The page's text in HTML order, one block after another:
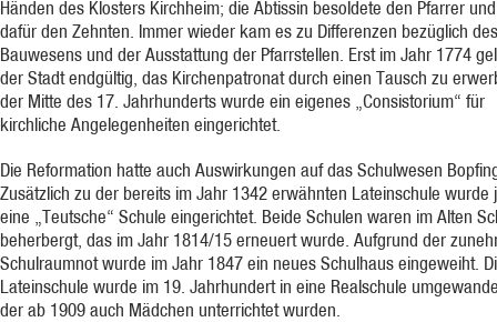
Händen des Klosters Kirchheim; die Äbtissin besoldete den Pfarrer
dafür den Zehnten. Immer wieder kam es zu Differenzen bezüglich des
Bauwesens und der Ausstattung der Pfarrstellen. Erst im Jahr 1774
der Stadt endgültig, das Kirchenpatronat durch einen Tausch zu
der Mitte des 17. Jahrhunderts wurde ein eigenes „Consistorium“ für
kirchliche Angelegenheiten eingerichtet.
Die Reformation hatte auch Auswirkungen auf das Schulwesen
Zusätzlich zu der bereits im Jahr 1342 erwähnten Lateinschule wurde
eine „Teutsche“ Schule eingerichtet. Beide Schulen waren im Alten
beherbergt, das im Jahr 1814/15 erneuert wurde. Aufgrund der
Schulraumnot wurde im Jahr 1847 ein neues Schulhaus eingeweiht.
Lateinschule wurde im 19. Jahrhundert in eine Realschule
der ab 1909 auch Mädchen unterrichtet wurden.